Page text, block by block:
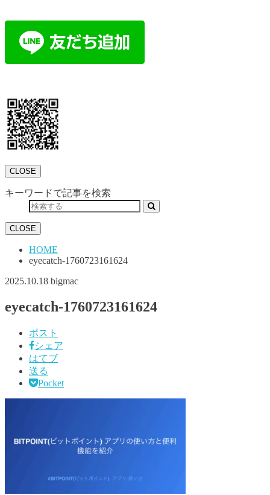
CLOSE
キーワードで記事を検索
CLOSE
HOME
eyecatch-1760723161624
2025.10.18 bigmac
eyecatch-1760723161624
ポスト
シェア
はてブ
送る
Pocket